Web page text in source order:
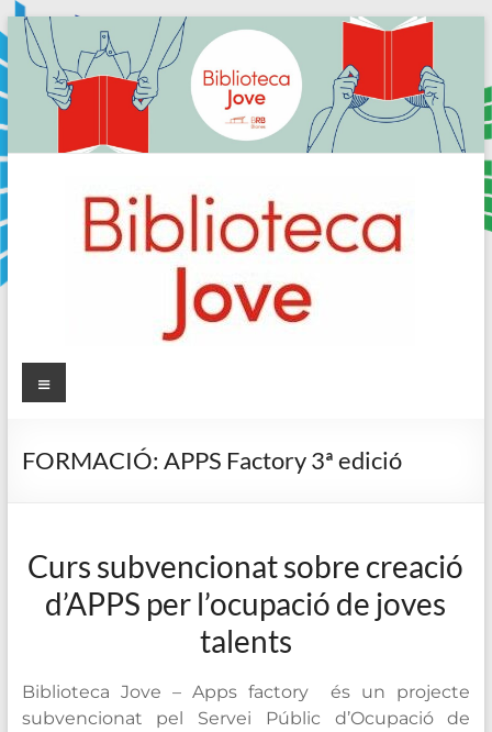
Skip
content
Sala
Biblioteca
Menú
FORMACIÓ: APPS Factory 3ª edició
Curs subvencionat sobre creació
d’APPS per l’ocupació de joves
talents
Biblioteca Jove – Apps factory és un projecte
subvencionat pel Servei Públic d’Ocupació de